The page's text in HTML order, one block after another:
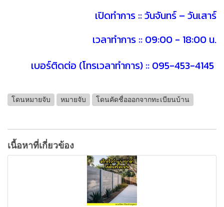
เปิดทำการ :: วันจันทร์ – วันเสาร์
เวลาทำการ :: 09:00 - 18:00 น.
เบอร์ติดต่อ (โทรเวลาทำการ) :: 095-453-4145
โดนหมายจับ หมายจับ โดนคัดชื่อออกจากทะเบียนบ้าน
เนื้อหาที่เกี่ยวข้อง